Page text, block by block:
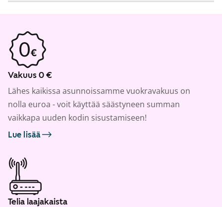
Vakuus 0 €
Lähes kaikissa asunnoissamme vuokravakuus on
nolla euroa - voit käyttää säästyneen summan
vaikkapa uuden kodin sisustamiseen!
Lue lisää
Telia laajakaista